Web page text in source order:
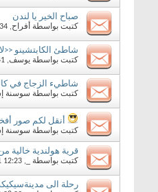
صباح الخير يا لندن
كتبت بواسطة أفراح‏, 03-03-2012 03:34 PM
شاطئ الكابتشينو
كتبت بواسطة يوسف‏, 03-04-2012 01:41 PM
شاطيء الزجاج في
كتبت بواسطة سوسنة
أنقل لكم صور أفخم
كتبت بواسطة سوسنة
قرية هولندية خالية
كتبت بواسطة ‏, 09-17-2011 12:23 PM
رحلة الى